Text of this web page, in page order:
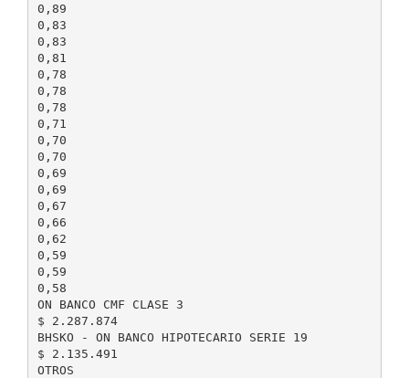
0,89
0,83
0,83
0,81
0,78
0,78
0,78
0,71
0,70
0,70
0,69
0,69
0,67
0,66
0,62
0,59
0,59
0,58
ON BANCO CMF CLASE 3
$ 2.287.874
BHSKO - ON BANCO HIPOTECARIO SERIE 19
$ 2.135.491
OTROS